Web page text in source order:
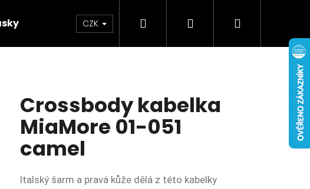
Doplňky Novinky
CZK Hledat PřihlášeníNákupní
Crossbody kabelka
MiaMore 01-051
camel
Italský šarm a pravá kůže dělá z této kabelky